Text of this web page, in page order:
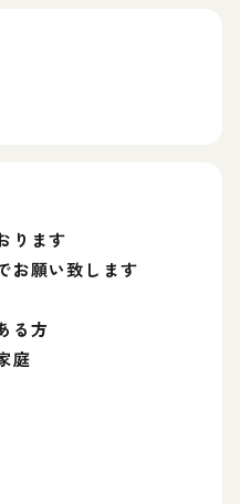
ります
お願い致します
る方
庭